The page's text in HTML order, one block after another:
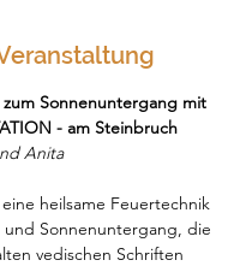
Sonnenuntergang mit
- am Steinbruch
Anita
heilsame Feuertechnik
und Sonnenuntergang, die
vedischen Schriften